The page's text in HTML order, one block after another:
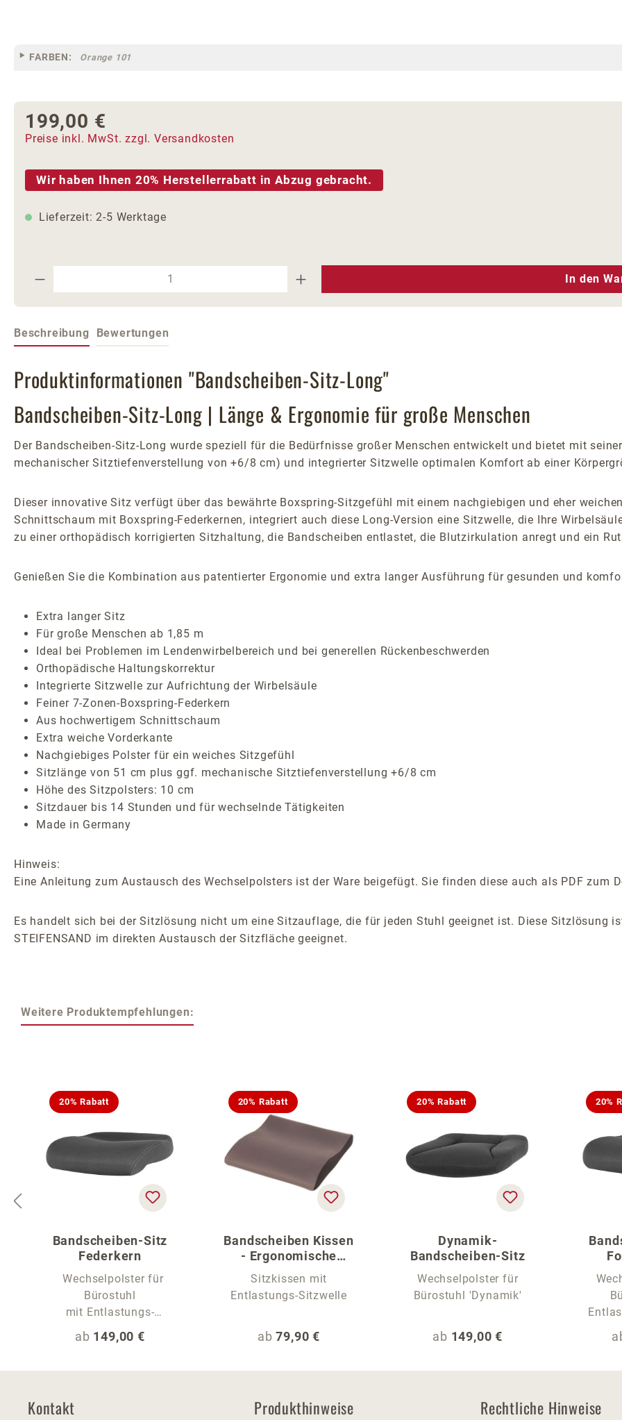
FARBEN: Orange 101
Regulärer Preis:
199,00 €
Preise inkl. MwSt. zzgl. Versandkosten
Wir haben Ihnen 20% Herstellerrabatt in Abzug gebracht.
Lieferzeit: 2-5 Werktage
Produkt Anzahl: Gib den gewünschten Wert ein oder benutze die In den
Beschreibung Bewertungen
Produktinformationen "Bandscheiben-Sitz-Long"
Bandscheiben-Sitz-Long | Länge & Ergonomie für große Menschen
Der Bandscheiben-Sitz-Long wurde speziell für die Bedürfnisse großer Menschen entwickelt und bietet mit
mechanischer Sitztiefenverstellung von +6/8 cm) und integrierter Sitzwelle optimalen Komfort ab einer
Dieser innovative Sitz verfügt über das bewährte Boxspring-Sitzgefühl mit einem nachgiebigen und eher
Schnittschaum mit Boxspring-Federkernen, integriert auch diese Long-Version eine Sitzwelle, die Ihre
zu einer orthopädisch korrigierten Sitzhaltung, die Bandscheiben entlastet, die Blutzirkulation anregt und ein
Genießen Sie die Kombination aus patentierter Ergonomie und extra langer Ausführung für gesunden und
Extra langer Sitz
Für große Menschen ab 1,85 m
Ideal bei Problemen im Lendenwirbelbereich und bei generellen Rückenbeschwerden
Orthopädische Haltungskorrektur
Integrierte Sitzwelle zur Aufrichtung der Wirbelsäule
Feiner 7-Zonen-Boxspring-Federkern
Aus hochwertigem Schnittschaum
Extra weiche Vorderkante
Nachgiebiges Polster für ein weiches Sitzgefühl
Sitzlänge von 51 cm plus ggf. mechanische Sitztiefenverstellung +6/8 cm
Höhe des Sitzpolsters: 10 cm
Sitzdauer bis 14 Stunden und für wechselnde Tätigkeiten
Made in Germany
Hinweis:
Eine Anleitung zum Austausch des Wechselpolsters ist der Ware beigefügt. Sie finden diese auch als PDF zum
Es handelt sich bei der Sitzlösung nicht um eine Sitzauflage, die für jeden Stuhl geeignet ist. Diese Sitzlösung
STEIFENSAND im direkten Austausch der Sitzfläche geeignet.
Weitere Produktempfehlungen:
20% Rabatt
Bandscheiben-Sitz
Federkern
Wechselpolster für
Bürostuhl
mit Entlastungs-
Sitzwelle
Regulärer Preis:
ab 149,00 €
20% Rabatt
Bandscheiben Kissen
- Ergonomische
Sitzauflage
Sitzkissen mit
Entlastungs-Sitzwelle
Regulärer Preis:
ab79,90 €
20% Rabatt
Dynamik-
Bandscheiben-Sitz
Wechselpolster für
Bürostuhl 'Dynamik'
Regulärer Preis:
ab 149,00 €
20%
Kontakt Produkthinweise Rechtliche Hinweise